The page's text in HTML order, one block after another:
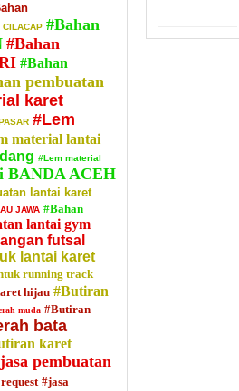
#Bahan
#Bahan
#Bahan
pembuatan
karet
#Lem
material lantai
#Lem material
BANDA ACEH
lantai karet
JAWA #Bahan
lantai gym
futsal
lantai karet
running track
hijau #Butiran
muda #Butiran
bata
karet
pembuatan
#jasa